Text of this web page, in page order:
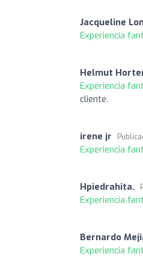
Jacqueline
Experiencia
Helmut
Experiencia
cliente.
irene jr
Experiencia
Hpiedrahita.
Experiencia
Bernardo
Experiencia